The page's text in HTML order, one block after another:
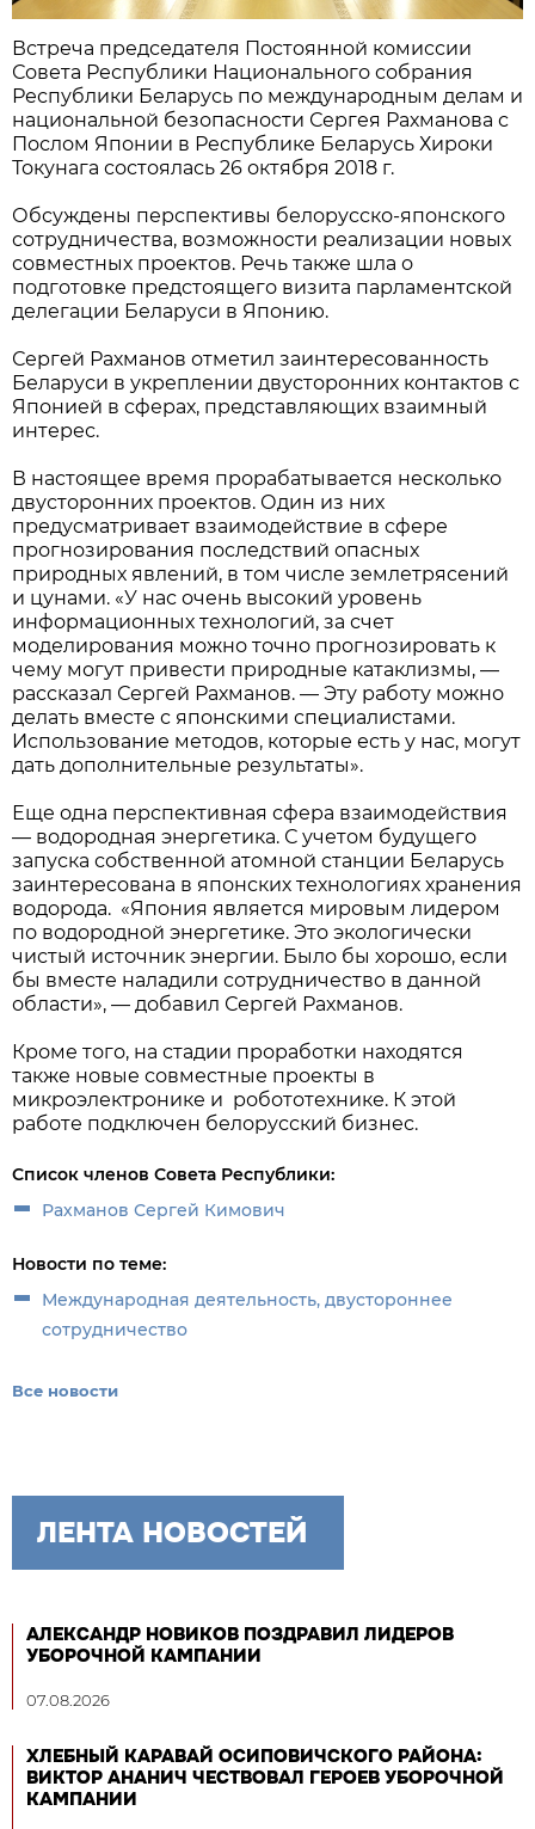
Встреча председателя Постоянной комиссии
Совета Республики Национального собрания
Республики Беларусь по международным делам и
национальной безопасности Сергея Рахманова с
Послом Японии в Республике Беларусь Хироки
Токунага состоялась 26 октября 2018 г.
Обсуждены перспективы белорусско-японского
сотрудничества, возможности реализации новых
совместных проектов. Речь также шла о
подготовке предстоящего визита парламентской
делегации Беларуси в Японию.
Сергей Рахманов отметил заинтересованность
Беларуси в укреплении двусторонних контактов с
Японией в сферах, представляющих взаимный
интерес.
В настоящее время прорабатывается несколько
двусторонних проектов. Один из них
предусматривает взаимодействие в сфере
прогнозирования последствий опасных
природных явлений, в том числе землетрясений
и цунами. «У нас очень высокий уровень
информационных технологий, за счет
моделирования можно точно прогнозировать к
чему могут привести природные катаклизмы, —
рассказал Сергей Рахманов. — Эту работу можно
делать вместе с японскими специалистами.
Использование методов, которые есть у нас, могут
дать дополнительные результаты».
Еще одна перспективная сфера взаимодействия
— водородная энергетика. С учетом будущего
запуска собственной атомной станции Беларусь
заинтересована в японских технологиях хранения
водорода. «Япония является мировым лидером
по водородной энергетике. Это экологически
чистый источник энергии. Было бы хорошо, если
бы вместе наладили сотрудничество в данной
области», — добавил Сергей Рахманов.
Кроме того, на стадии проработки находятся
также новые совместные проекты в
микроэлектронике и робототехнике. К этой
работе подключен белорусский бизнес.
Список членов Совета Республики:
Рахманов Сергей Кимович
Новости по теме:
Международная деятельность, двустороннее
сотрудничество
Все новости
ЛЕНТА НОВОСТЕЙ
АЛЕКСАНДР НОВИКОВ ПОЗДРАВИЛ ЛИДЕРОВ
УБОРОЧНОЙ КАМПАНИИ
07.08.2026
ХЛЕБНЫЙ КАРАВАЙ ОСИПОВИЧСКОГО РАЙОНА:
ВИКТОР АНАНИЧ ЧЕСТВОВАЛ ГЕРОЕВ УБОРОЧНОЙ
КАМПАНИИ